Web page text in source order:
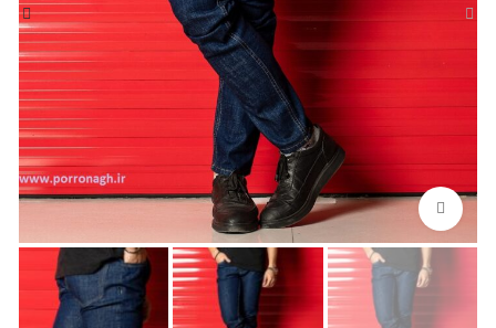
بزرگنمایی تصویر